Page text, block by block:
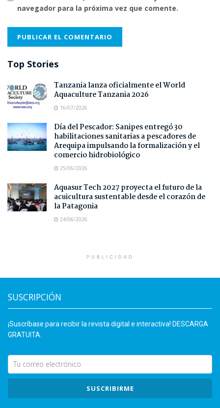
navegador para la próxima vez que comente.
Top Stories
Tanzania lanza oficialmente el World
Aquaculture Tanzania 2026
16/07/2026
Día del Pescador: Sanipes entregó 30
habilitaciones sanitarias a pescadores de
Arequipa impulsando la formalización y el
comercio hidrobiológico
25/06/2026
Aquasur Tech 2027 proyecta el futuro de la
acuicultura sustentable desde el corazón de
la Patagonia
24/06/2026
PUBLICIDAD
SUSCRIPCIÓN
¡Suscríbase para recibir la revista digital e interactiva! DESCARGA
GRATUITA.
SUSCRIBIRME